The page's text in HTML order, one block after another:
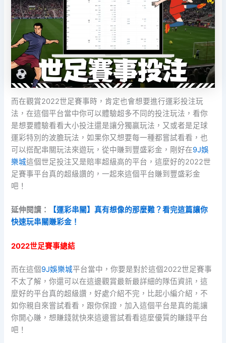
而在觀賞2022世足賽事時，肯定也會想要進行運彩投注玩
法，在這個平台當中你可以體驗超多不同的投注玩法，看你
是想要體驗看看大小投注還是讓分獨贏玩法，又或者是足球
運彩特別的波膽玩法，如果你又想要每一種都嘗試看看，也
可以搭配串關玩法來遊玩，從中賺到豐盛彩金，剛好在9J娛
樂城這個世足投注又是賠率超級高的平台，這麼好的2022世
足賽事平台真的超級讚的，一起來這個平台賺到豐盛彩金
吧！
延伸閱讀：
【運彩串關】真有想像的那麼難？看完這篇讓你
快速玩串關賺彩金！
2022世足賽事總結
而在這個9J娛樂城平台當中，你要是對於這個2022世足賽事
不太了解，你還可以在這邊觀賞最新最詳細的隊伍資訊，這
麼好的平台真的超級讚，好處介紹不完，比起小編介紹，不
如你親自來嘗試看看，跟你保證，加入這個平台是真的能讓
你開心賺，想賺錢就快來這邊嘗試看看這麼優質的賺錢平台
吧！